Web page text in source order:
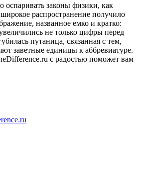
оспаривать законы физики, как
распространение получило
названное емко и кратко:
не только цифры перед
путаница, связанная с тем,
заветные единицы к аббревиатуре.
с радостью поможет вам